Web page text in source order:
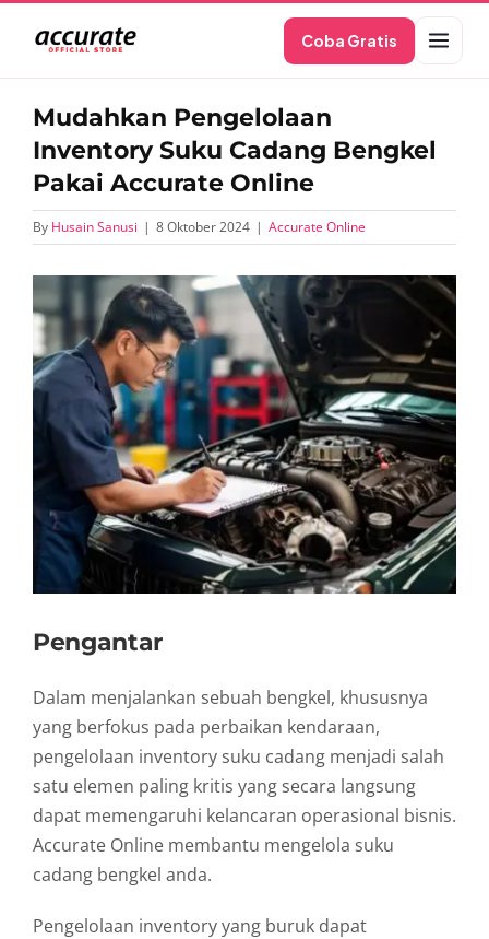
content
Coba Gratis
Mudahkan Pengelolaan
Inventory Suku Cadang Bengkel
Pakai Accurate Online
By Husain Sanusi | 8 Oktober 2024 | Accurate Online
Larger
Image
Pengantar
Dalam menjalankan sebuah bengkel, khususnya
yang berfokus pada perbaikan kendaraan,
pengelolaan inventory suku cadang menjadi salah
satu elemen paling kritis yang secara langsung
dapat memengaruhi kelancaran operasional bisnis.
Accurate Online membantu mengelola suku
cadang bengkel anda.
Pengelolaan inventory yang buruk dapat